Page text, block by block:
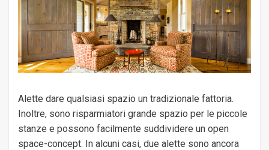
Alette dare qualsiasi spazio un tradizionale fattoria.
Inoltre, sono risparmiatori grande spazio per le piccole
stanze e possono facilmente suddividere un open
space-concept. In alcuni casi, due alette sono ancora